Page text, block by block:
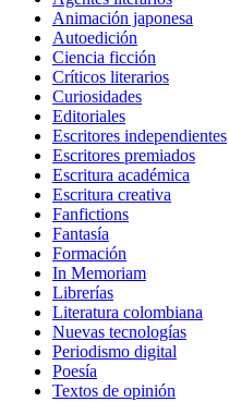
Animación japonesa
Autoedición
Ciencia ficción
Críticos literarios
Curiosidades
Editoriales
Escritores independientes
Escritores premiados
Escritura académica
Escritura creativa
Fanfictions
Fantasía
Formación
In Memoriam
Librerías
Literatura colombiana
Nuevas tecnologías
Periodismo digital
Poesía
Textos de opinión